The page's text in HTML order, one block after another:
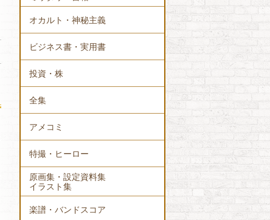
オカルト・神秘主義
ビジネス書・実用書
投資・株
全集
アメコミ
特撮・ヒーロー
原画集・設定資料集
イラスト集
楽譜・バンドスコア